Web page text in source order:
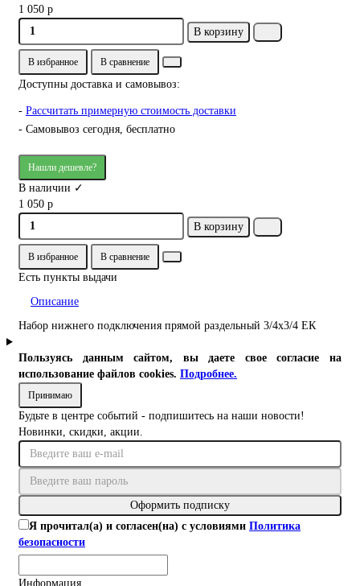
1 050 р
В корзину
В избранное В сравнение
Доступны доставка и самовывоз:
- Рассчитать примерную стоимость доставки
- Самовывоз сегодня, бесплатно
Нашли дешевле?
В наличии ✓
1 050 р
В корзину
В избранное В сравнение
Есть пункты выдачи
Описание
Набор нижнего подключения прямой раздельный 3/4х3/4 ЕК
Пользуясь данным сайтом, вы даете свое согласие на
использование файлов cookies. Подробнее.
Принимаю
Будьте в центре событий - подпишитесь на наши новости!
Новинки, скидки, акции.
Оформить подписку
Я прочитал(а) и согласен(на) с условиями Политика
безопасности
Информация